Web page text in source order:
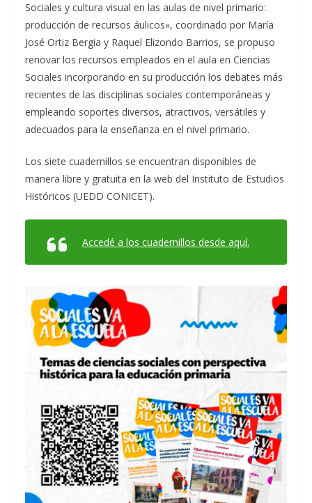
Sociales y cultura visual en las aulas de nivel primario:
producción de recursos áulicos», coordinado por María
José Ortiz Bergia y Raquel Elizondo Barrios, se propuso
renovar los recursos empleados en el aula en Ciencias
Sociales incorporando en su producción los debates más
recientes de las disciplinas sociales contemporáneas y
empleando soportes diversos, atractivos, versátiles y
adecuados para la enseñanza en el nivel primario.
Los siete cuadernillos se encuentran disponibles de
manera libre y gratuita en la web del Instituto de Estudios
Históricos (UEDD CONICET).
Accedé a los cuadernillos desde aquí.